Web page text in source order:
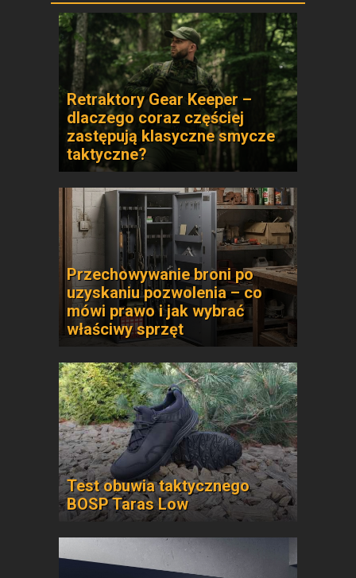
Retraktory Gear Keeper –
dlaczego coraz częściej
zastępują klasyczne smycze
taktyczne?
Przechowywanie broni po
uzyskaniu pozwolenia – co
mówi prawo i jak wybrać
właściwy sprzęt
Test obuwia taktycznego
BOSP Taras Low